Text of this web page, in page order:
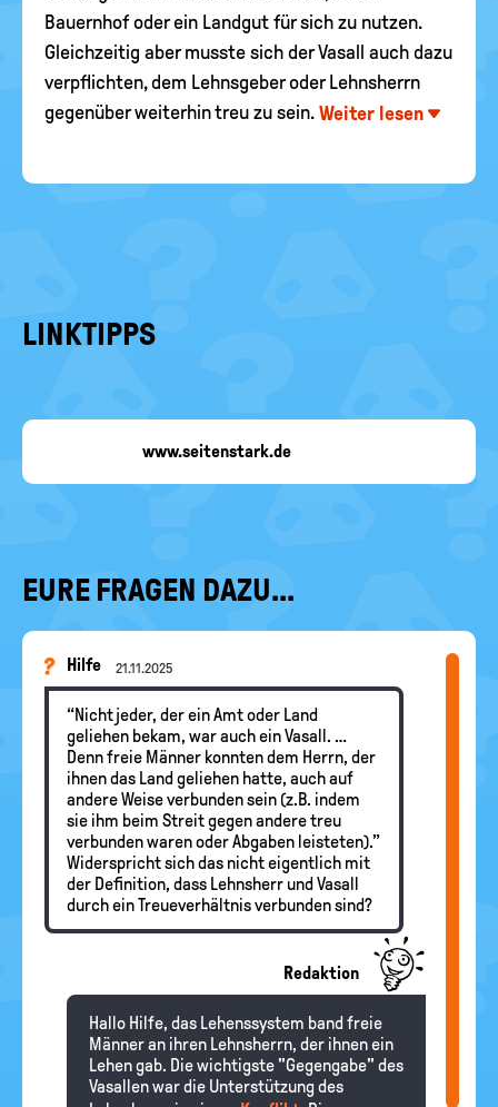
Bauernhof oder ein Landgut für sich zu nutzen.
Gleichzeitig aber musste sich der Vasall auch dazu
verpflichten, dem Lehnsgeber oder Lehnsherrn
gegenüber weiterhin treu zu sein. Weiter lesen
EURE FRAGEN DAZU...
Hilfe 21.11.2025
“Nicht jeder, der ein Amt oder Land
geliehen bekam, war auch ein Vasall. …
Denn freie Männer konnten dem Herrn, der
ihnen das Land geliehen hatte, auch auf
andere Weise verbunden sein (z.B. indem
sie ihm beim Streit gegen andere treu
verbunden waren oder Abgaben leisteten).”
Widerspricht sich das nicht eigentlich mit
der Definition, dass Lehnsherr und Vasall
durch ein Treueverhältnis verbunden sind?
Redaktion
Hallo Hilfe, das Lehenssystem band freie
Männer an ihren Lehnsherrn, der ihnen ein
Lehen gab. Die wichtigste "Gegengabe" des
Vasallen war die Unterstützung des
LINKTIPPS
www.seitenstark.de